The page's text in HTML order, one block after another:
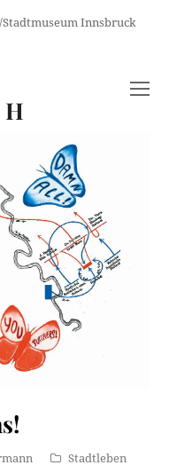
Innsbruck
Stadtleben